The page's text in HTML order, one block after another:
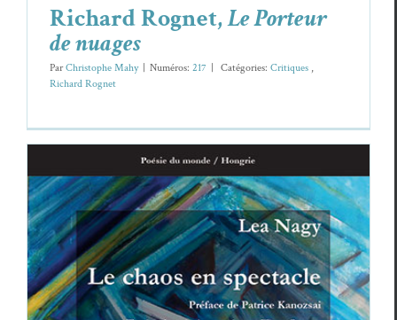
Richard Rognet,Le Porteur
de nuages
ParChristophe Mahy Numéros: 217 Caté­gories: Cri­tiques ,
Richard Rognet